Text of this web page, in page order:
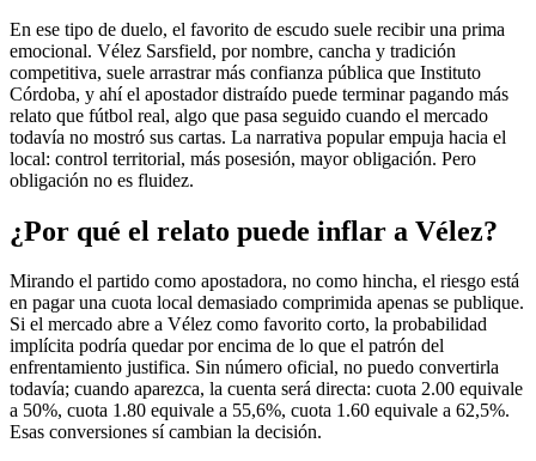
En ese tipo de duelo, el favorito de escudo suele recibir una prima
emocional. Vélez Sarsfield, por nombre, cancha y tradición
competitiva, suele arrastrar más confianza pública que Instituto
Córdoba, y ahí el apostador distraído puede terminar pagando más
relato que fútbol real, algo que pasa seguido cuando el mercado
todavía no mostró sus cartas. La narrativa popular empuja hacia el
local: control territorial, más posesión, mayor obligación. Pero
obligación no es fluidez.
¿Por qué el relato puede inflar a Vélez?
Mirando el partido como apostadora, no como hincha, el riesgo está
en pagar una cuota local demasiado comprimida apenas se publique.
Si el mercado abre a Vélez como favorito corto, la probabilidad
implícita podría quedar por encima de lo que el patrón del
enfrentamiento justifica. Sin número oficial, no puedo convertirla
todavía; cuando aparezca, la cuenta será directa: cuota 2.00 equivale
a 50%, cuota 1.80 equivale a 55,6%, cuota 1.60 equivale a 62,5%.
Esas conversiones sí cambian la decisión.